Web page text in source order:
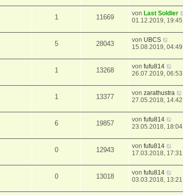
1 11669 von Last Soldier
01.12.2019, 19:45
5 28043 von UBCS
15.08.2019, 04:49
1 13268 vonfufu814
26.07.2019, 06:53
1 13377 vonzarathustra
27.05.2018, 14:42
6 19857 vonfufu814
23.05.2018, 18:04
0 12943 vonfufu814
17.03.2018, 17:31
0 13018 vonfufu814
03.03.2018, 13:21